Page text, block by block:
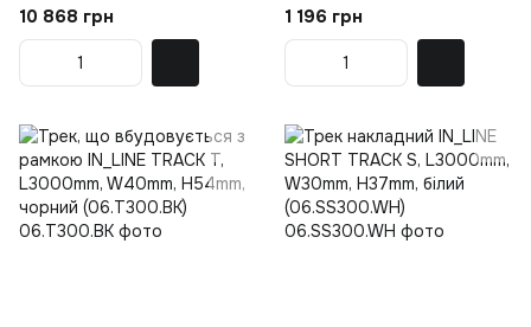
GALLERY, D52mm, H160mm,
CREE 6.3W LED, 3000K,
чорний (06.5160.13.930.BK)
10 868 грн
подібний IN_LINE CORNER T
HR, чорний (06.T90HR.BK)
1 196 грн